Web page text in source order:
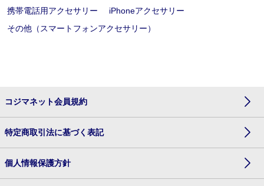
携帯電話用アクセサリー
iPhoneアクセサリー
その他（スマートフォンアクセサリー）
コジマネット会員規約
特定商取引法に基づく表記
個人情報保護方針